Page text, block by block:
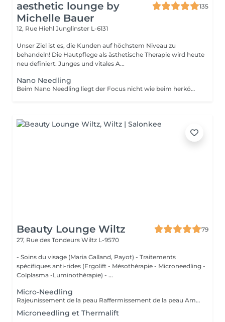
aesthetic lounge by
Michelle Bauer
135
12, Rue Hiehl Junglinster L-6131
Unser Ziel ist es, die Kunden auf höchstem Niveau zu
behandeln! Die Hautpflege als ästhetische Therapie wird heute
neu definiert. Junges und vitales A...
Nano Needling
Beim Nano Needling liegt der Focus nicht wie beim herkömmlichen kosmetischen Micro Needling auf Gewebeaufbau in der Tiefe, sondern auf - Porenverfeinerung - Stimulation der Epidermis und - Verwertung spezieller Wirkstoffkonzentrate. Produkte dringen 97% besser ein, wenn sie in Verbindung mit Nano Needling verwendet werden! Hautprobleme wie - Trockenheitsfältchen - Elastizitätsverlust - Augenschatten - Hyperpigmentierung oder - Neigung zu Unreinheiten werden verbessert. Das Nano Needling ist absolut schmerzfrei und kann bei jedem Hauttyp angewendet werden!
Beauty Lounge Wiltz
79
27, Rue des Tondeurs Wiltz L-9570
- Soins du visage (Maria Galland, Payot) - Traitements
spécifiques anti-rides (Ergolift - Mésothérapie - Microneedling -
Colplasma -Luminothérapie) - ...
Micro-Needling
Rajeunissement de la peau Raffermissement de la peau Amélioration du grqin de pequ Réduction des rides Diminution des pores En cas de Cicatrices
Microneedling et Thermalift